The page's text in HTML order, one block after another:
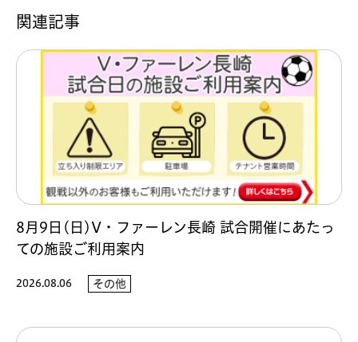
関連記事
8月9日(日)V・ファーレン長崎 試合開催にあたっ
ての施設ご利用案内
2026.08.06 その他